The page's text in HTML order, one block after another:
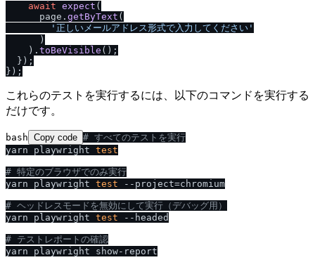
await expect (
      page.
getByText (
'正しいメールアドレス形式で入力してください'
      )
    ).
toBeVisible ();
  });
これらのテストを実行するには、以下のコマンドを実行する
だけです。
bash Copy code # すべてのテストを実行
yarn playwright test
# 特定のブラウザでのみ実行
yarn playwright test --project=chromium
# ヘッドレスモードを無効にして実行（デバッグ用）
yarn playwright test --headed
# テストレポートの確認